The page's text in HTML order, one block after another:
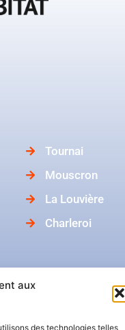
aux
des technologies telles
Tournai
Mouscron
La Louvière
Charleroi